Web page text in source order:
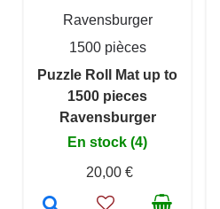
Ravensburger
1500 pièces
Puzzle Roll Mat up to
1500 pieces
Ravensburger
En stock (4)
20,00 €